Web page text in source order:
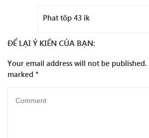
Phat töp 43 ik
ĐỂ LẠI Ý KIẾN CỦA BẠN:
Your email address will not be published.
marked *